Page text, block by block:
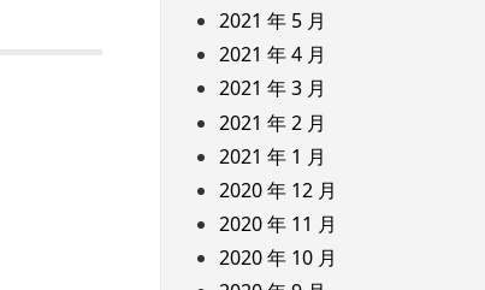
2021 年 5 月
2021 年 4 月
2021 年 3 月
2021 年 2 月
2021 年 1 月
2020 年 12 月
2020 年 11 月
2020 年 10 月